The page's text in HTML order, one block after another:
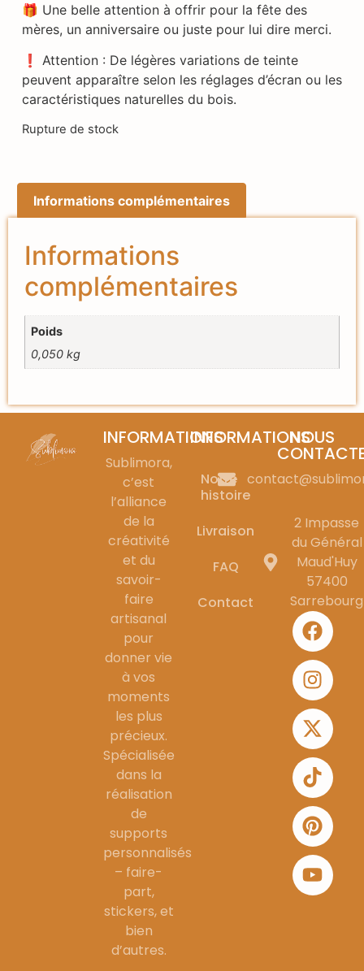
🎁 Une belle attention à offrir pour la fête des
mères, un anniversaire ou juste pour lui dire merci.
❗ Attention : De légères variations de teinte
peuvent apparaître selon les réglages d’écran ou les
caractéristiques naturelles du bois.
Rupture de stock
Informations complémentaires
Informations
complémentaires
Poids
0,050 kg
INFORMATIONS
Sublimora,
c’est
l’alliance
de la
créativité
et du
savoir-
faire
artisanal
pour
donner vie
à vos
moments
les plus
précieux.
Spécialisée
dans la
réalisation
de
supports
personnalisés
– faire-
part,
stickers, et
bien
d’autres.
INFORMATIONS
Notre
histoire
Livraison
FAQ
Contact
NOUS
2 Impasse
du Général
Maud'Huy
57400
Sarrebourg